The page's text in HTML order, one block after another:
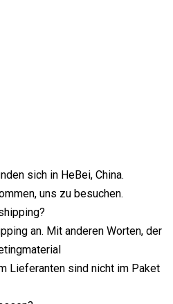
sich in HeBei, China.
uns zu besuchen.
an. Mit anderen Worten, der
Lieferanten sind nicht im Paket